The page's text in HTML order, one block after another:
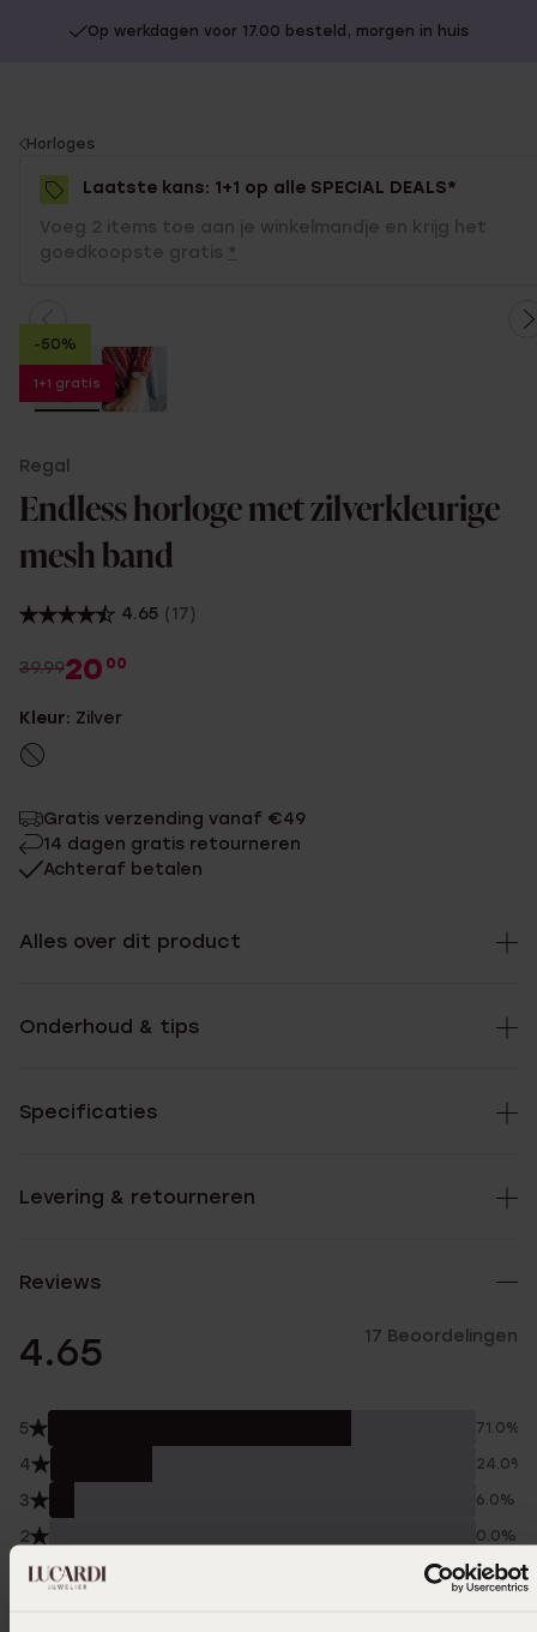
Op werkdagen voor 17.00 besteld, morgen in huis
You
are
here:
Horloges
Laatste kans: 1+1 op alle SPECIAL DEALS*
Voeg 2 items toe aan je winkelmandje en krijg het
goedkoopste gratis. *
-50%
1+1 gratis
Regal
Endless horloge met zilverkleurige
mesh band
4.65 (17)
39.9920 00
Kleur: Zilver
Gratis verzending vanaf €49
14 dagen gratis retourneren
Achteraf betalen
Alles over dit product
Onderhoud & tips
Specificaties
Levering & retourneren
Reviews
4.65 17 Beoordelingen
5 71.0%
4 24.0%
3 6.0%
2 0.0%
0.0%